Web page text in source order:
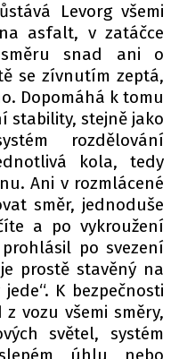
Levorg všemi
asfalt, v zatáčce
snad ani o
se zívnutím zeptá,
Dopomáhá k tomu
stability, stejně jako
rozdělování
kola, tedy
Ani v rozmlácené
směr, jednoduše
a po vykroužení
po svezení
prostě stavěný na
K bezpečnosti
vozu všemi směry,
světel, systém